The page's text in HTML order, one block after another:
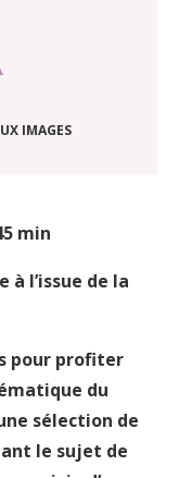
IMAGES
min
à l’issue de la
pour profiter
du
sélection de
le sujet de